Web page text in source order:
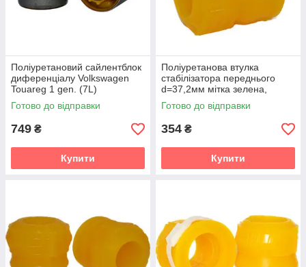
Поліуретановий сайлентблок
диференціалу Volkswagen
Touareg 1 gen. (7L)
Кроссовер (2002-2010) v19
Готово до відправки
749 ₴
Купити
Поліуретанова втулка
стабілізатора переднього
d=37,2мм мітка зелена,
помаранчева Volkswagen
Touareg 2 gen. (7P)
Готово до відправки
354 ₴
Купити